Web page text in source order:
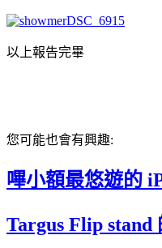
以上報告完畢
您可能也會有興趣:
嗶小額最悠遊的
Targus Flip stand